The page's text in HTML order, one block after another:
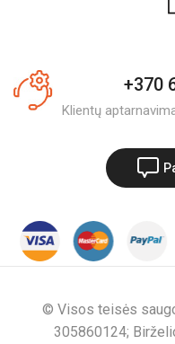
+370
Klientų
© Visos teisės
305860124;